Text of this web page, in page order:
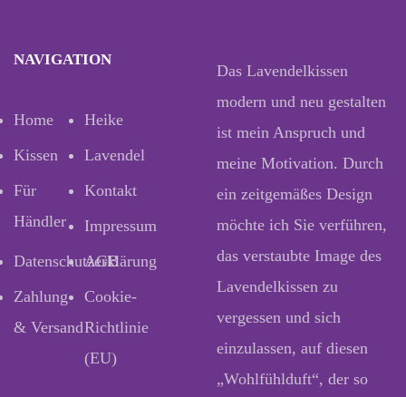
NAVIGATION
Home
Heike
Kissen
Lavendel
Für
Händler
Kontakt
Impressum
Datenschutzerklärung
AGB
Zahlung
& Versand
Cookie-
Richtlinie
(EU)
Das Lavendelkissen
modern und neu gestalten
ist mein Anspruch und
meine Motivation. Durch
ein zeitgemäßes Design
möchte ich Sie verführen,
das verstaubte Image des
Lavendelkissen zu
vergessen und sich
einzulassen, auf diesen
„Wohlfühlduft“, der so